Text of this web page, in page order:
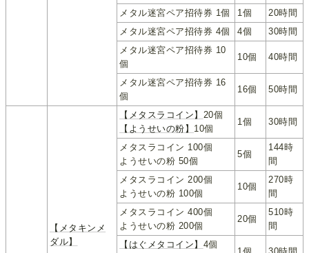
メタル迷宮ペア招待券 1個
1個
20時間
メタル迷宮ペア招待券 4個
4個
30時間
メタル迷宮ペア招待券 10
個
10個 40時間
メタル迷宮ペア招待券 16
個
16個 50時間
【メタキンメ
ダル】
【メタスラコイン】 20個
【ようせいの粉】 10個
1個 30時間
メタスラコイン 100個
ようせいの粉 50個
5個
144時
間
メタスラコイン 200個
ようせいの粉 100個
10個
270時
間
メタスラコイン 400個
ようせいの粉 200個
20個
510時
間
【はぐメタコイン】 4個